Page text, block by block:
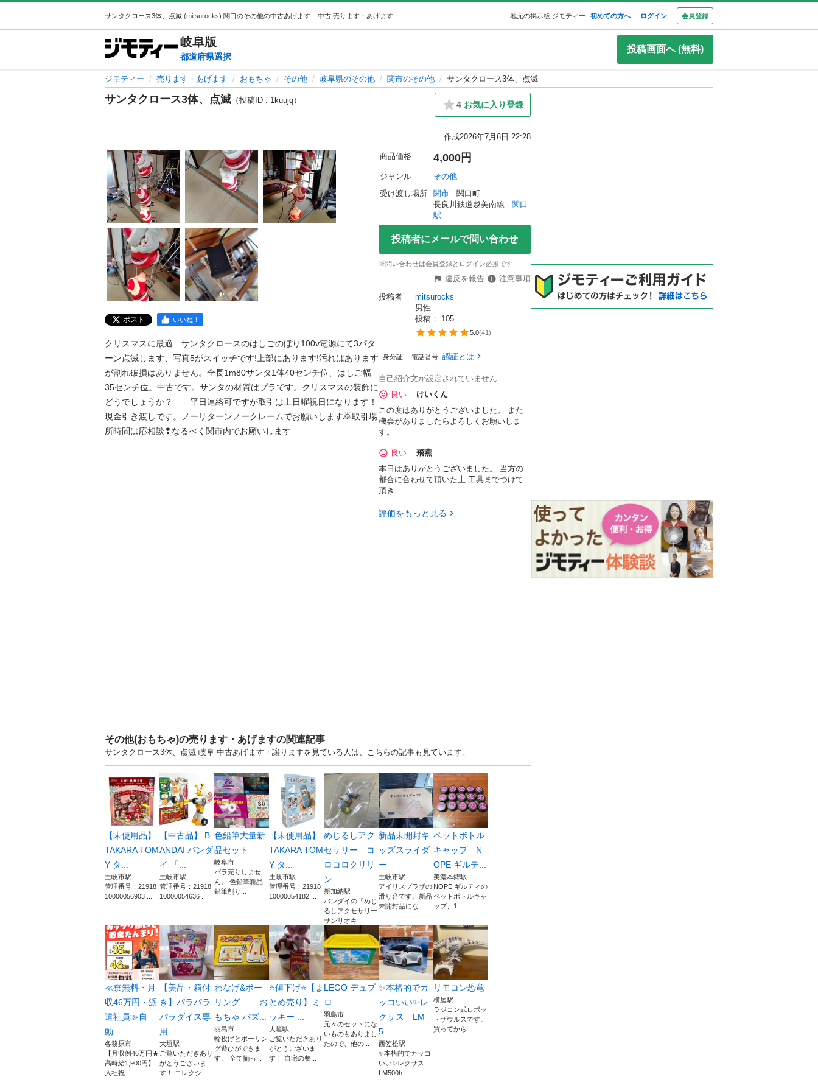
中古 売ります・あげます 地元の掲示板 ジモティー 初めての方へ ログイン 会員登録
岐阜版
都道府県選択
投稿画面へ (無料)
ジモティー 売ります・あげます おもちゃ その他 岐阜県のその他 関市のその他 サンタクロース3体、点滅
サンタクロース3体、点滅 （投稿ID : 1kuujq） 4 お気に入り登録
作成2026年7月6日 22:28
ポスト いいね！
クリスマスに最適…サンタクロースのはしごのぼり100v電源にて3パタ
ーン点滅します、写真5がスイッチです!上部にあります!汚れはあります
が割れ破損はありません。全長1m80サンタ1体40センチ位、はしご幅
35センチ位。中古です。サンタの材質はプラです。クリスマスの装飾に
どうでしょうか？　　平日連絡可ですが取引は土日曜祝日になります！
現金引き渡しです。ノーリターンノークレームでお願いします🙇取引場
所時間は応相談❢なるべく関市内でお願いします
商品価格 4,000円
ジャンル
その他
受け渡し場所
関市 - 関口町
長良川鉄道越美南線 - 関口
駅
投稿者にメールで問い合わせ
※問い合わせは会員登録とログイン必須です
違反を報告
注意事項
投稿者
mitsurocks
男性
投稿： 105
5.0(41)
身分証 電話番号 認証とは
自己紹介文が設定されていません
良い
けいくん
この度はありがとうございました。 また
機会がありましたらよろしくお願いしま
す。
良い
飛燕
本日はありがとうございました。 当方の
都合に合わせて頂いた上 工具までつけて
頂き...
評価をもっと見る
その他(おもちゃ)の売ります・あげますの関連記事
サンタクロース3体、点滅 岐阜 中古あげます・譲りますを見ている人は、こちらの記事も見ています。
【未使用品】
TAKARA TOM
Y タ...
土岐市駅
管理番号：21918
10000056903 ...
【中古品】 B
ANDAI バンダ
イ 「...
土岐市駅
管理番号：21918
10000054636 ...
色鉛筆大量新
品セット
岐阜市
バラ売りしませ
ん。 色鉛筆新品
鉛筆削り...
【未使用品】
TAKARA TOM
Y タ...
土岐市駅
管理番号：21918
10000054182 ...
めじるしアク
セサリー コ
ロコロクリリ
ン...
新加納駅
バンダイの「めじ
るしアクセサリー
サンリオキ...
新品未開封キ
ッズスライダ
ー
土岐市駅
アイリスプラザの
滑り台です。新品
未開封品にな...
ペットボトル
キャップ N
OPE ギルテ...
美濃本郷駅
NOPE ギルティの
ペットボトルキャ
ップ、1...
≪寮無料・月
収46万円・派
遣社員≫自
動...
各務原市
【月収例46万円★
高時給1,900円】
入社祝...
【美品・箱付
き】パラパラ
パラダイス専
用...
大垣駅
ご覧いただきあり
がとうございま
す！ コレクシ...
わなげ&ボー
リング お
もちゃ パズ...
羽島市
輪投げとボーリン
グ遊びができま
す。 全て揃っ...
⭐️値下げ⭐️【ま
とめ売り】ミ
ッキー ...
大垣駅
ご覧いただきあり
がとうございま
す！ 自宅の整...
LEGO デュプ
ロ
羽島市
元々のセットにな
いものもありまし
たので、他の...
✨本格的でカ
ッコいい✨レ
クサス LM
5...
西笠松駅
✨本格的でカッコ
いい✨レクサス
LM500h...
リモコン恐竜
横屋駅
ラジコン式ロボッ
トザウルスです。
買ってから...